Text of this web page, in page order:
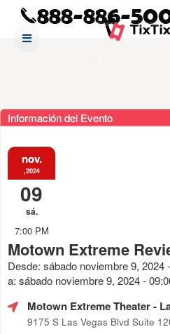
Información del Evento
nov.
,2024
09
sá.
7:00 PM
Motown Extreme
Desde: sábado noviembre 9, 2024
a: sábado noviembre 9, 2024 -
Motown Extreme Theater-
9175 S Las Vegas Blvd Suite